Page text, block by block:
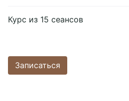
Курс из 15 сеансов
Записаться